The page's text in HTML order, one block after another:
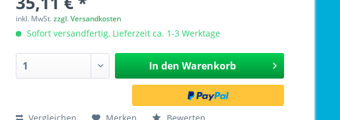
inkl. MwSt.zzgl. Versandkosten
Sofort versandfertig, Lieferzeit ca. 1-3 Werktage
In den Warenkorb